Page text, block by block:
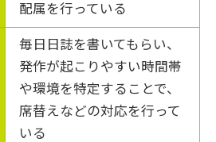
配属を行っている
毎日日誌を書いてもらい、
発作が起こりやすい時間帯
や環境を特定することで、
席替えなどの対応を行って
いる